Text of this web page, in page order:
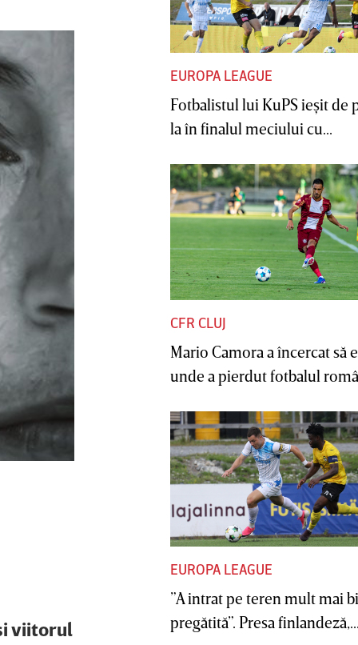
viitorul
EUROPA LEAGUE
Fotbalistul lui KuPS ieşit de
la în finalul meciului cu...
CFR CLUJ
Mario Camora a încercat să
unde a pierdut fotbalul
EUROPA LEAGUE
”A intrat pe teren mult mai
pregătită”. Presa